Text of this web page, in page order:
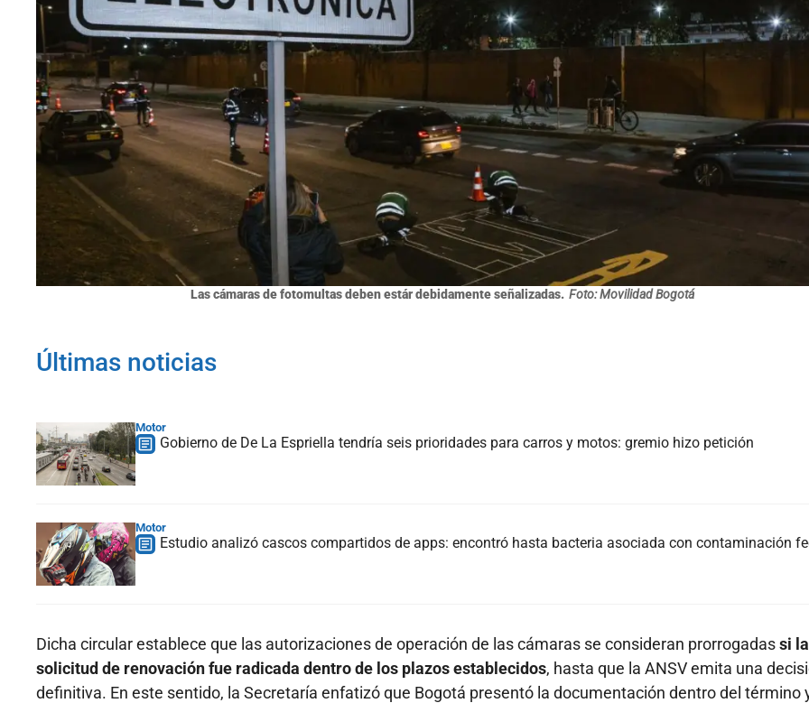
Las cámaras de fotomultas deben estár debidamente señalizadas. Foto: Movilidad Bogotá
Últimas noticias
Motor
Gobierno de De La Espriella tendría seis prioridades para carros y motos: gremio hizo petición
Motor
Estudio analizó cascos compartidos de apps: encontró hasta bacteria asociada con contaminación
Dicha circular establece que las autorizaciones de operación de las cámaras se consideran prorrogadassi la
solicitud de renovación fue radicada dentro de los plazos establecidos, hasta que la ANSV emita una
definitiva. En este sentido, la Secretaría enfatizó que Bogotá presentó la documentación dentro del término